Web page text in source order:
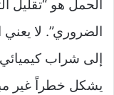
الحمل هو “تقليل
الضروري”. لا
إلى شراب
يشكل خطراً غير